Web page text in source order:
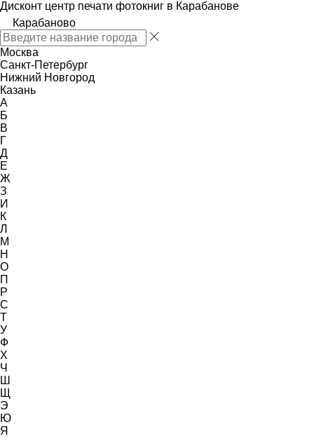
Дисконт центр печати фотокниг в Карабанове
Карабаново
Москва
Санкт-Петербург
Нижний Новгород
Казань
А
Б
В
Г
Д
Е
Ж
З
И
К
Л
М
Н
О
П
Р
С
Т
У
Ф
Х
Ч
Ш
Щ
Э
Ю
Я